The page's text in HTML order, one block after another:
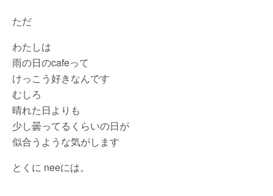
ただ
わたしは
雨の日のcafeって
けっこう好きなんです
むしろ
晴れた日よりも
少し曇ってるくらいの日が
似合うような気がします
とくに neeには。